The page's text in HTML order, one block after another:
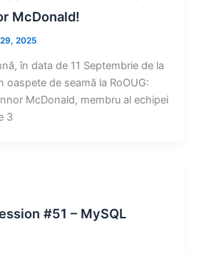
McDonald!
2025
în data de 11 Septembrie de la
oaspete de seamă la RoOUG:
McDonald, membru al echipei
3
#51 – MySQL